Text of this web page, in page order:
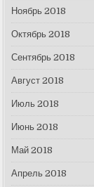
Ноябрь 2018
Октябрь 2018
Сентябрь 2018
Август 2018
Июль 2018
Июнь 2018
Май 2018
Апрель 2018